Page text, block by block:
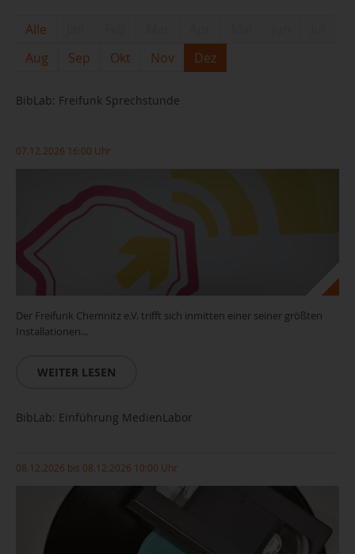
Alle
Aug
Sep Okt Nov Dez
BibLab: Freifunk Sprechstunde
07.12.2026 16:00 Uhr
Der Freifunk Chemnitz e.V. trifft sich inmitten einer seiner größten
Installationen...
WEITER LESEN
BibLab: Einführung MedienLabor
08.12.2026 bis 08.12.2026 10:00 Uhr